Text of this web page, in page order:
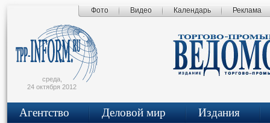
Фото Видео Календарь Реклама
среда,
24 октября 2012
Агентство Деловой мир Издания